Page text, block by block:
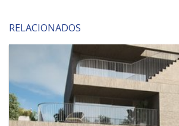
RELACIONADOS